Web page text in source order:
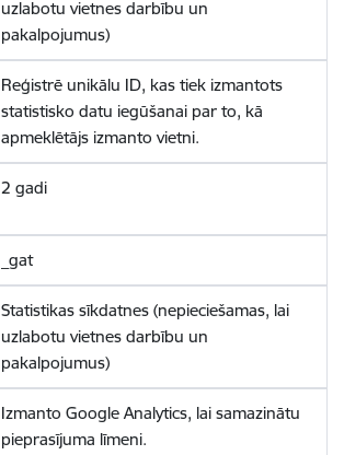
uzlabotu vietnes darbību un
pakalpojumus)
Reģistrē unikālu ID, kas tiek izmantots
statistisko datu iegūšanai par to, kā
apmeklētājs izmanto vietni.
2 gadi
_gat
Statistikas sīkdatnes (nepieciešamas, lai
uzlabotu vietnes darbību un
pakalpojumus)
Izmanto Google Analytics, lai samazinātu
pieprasījuma līmeni.